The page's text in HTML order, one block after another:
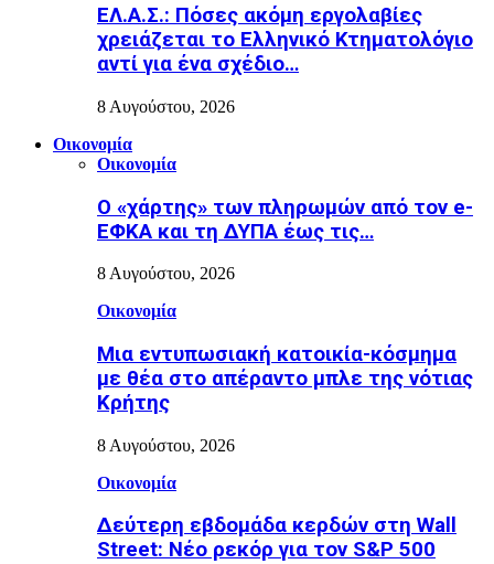
ΕΛ.Α.Σ.: Πόσες ακόμη εργολαβίες
χρειάζεται το Ελληνικό Κτηματολόγιο
αντί για ένα σχέδιο…
8 Αυγούστου, 2026
Οικονομία
Οικονομία
Ο «χάρτης» των πληρωμών από τον e-
ΕΦΚΑ και τη ΔΥΠΑ έως τις…
8 Αυγούστου, 2026
Οικονομία
Μια εντυπωσιακή κατοικία-κόσμημα
με θέα στο απέραντο μπλε της νότιας
Κρήτης
8 Αυγούστου, 2026
Οικονομία
Δεύτερη εβδομάδα κερδών στη Wall
Street: Νέο ρεκόρ για τον S&P 500